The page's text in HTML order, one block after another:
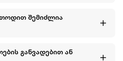
შემიძლია
განვადებით ან